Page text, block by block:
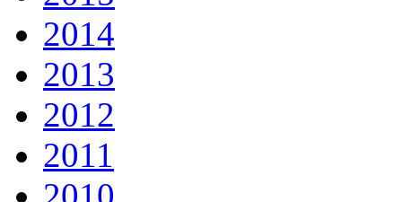
2014
2013
2012
2011